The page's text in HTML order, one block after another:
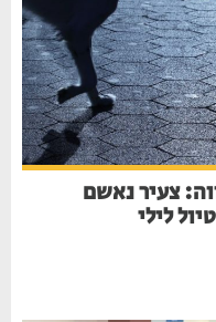
צעיר נאשם
לילי